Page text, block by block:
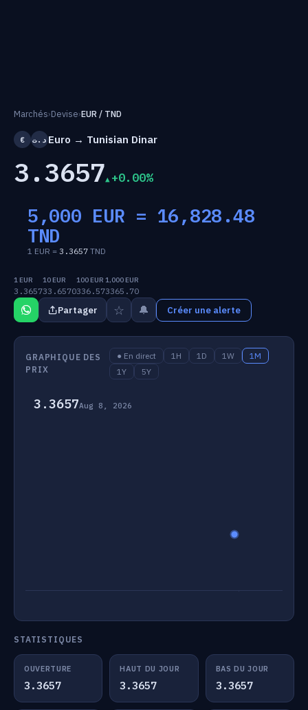
Marchés›Devise›EUR / TND
€ د.ت Euro → Tunisian Dinar
3.3657 +0.00%
5,000 EUR = 16,828.48
TND
1 EUR = 3.3657 TND
1 EUR
3.3657
10 EUR
33.6570
100 EUR
336.57
1,000 EUR
3365.70
Partager ☆ 🔔 Créer une alerte
GRAPHIQUE DES
PRIX
● En direct 1H 1D 1W
1M
1Y
5Y
3.3657Aug 8, 2026
STATISTIQUES
OUVERTURE
3.3657
HAUT DU JOUR
3.3657
BAS DU JOUR
3.3657